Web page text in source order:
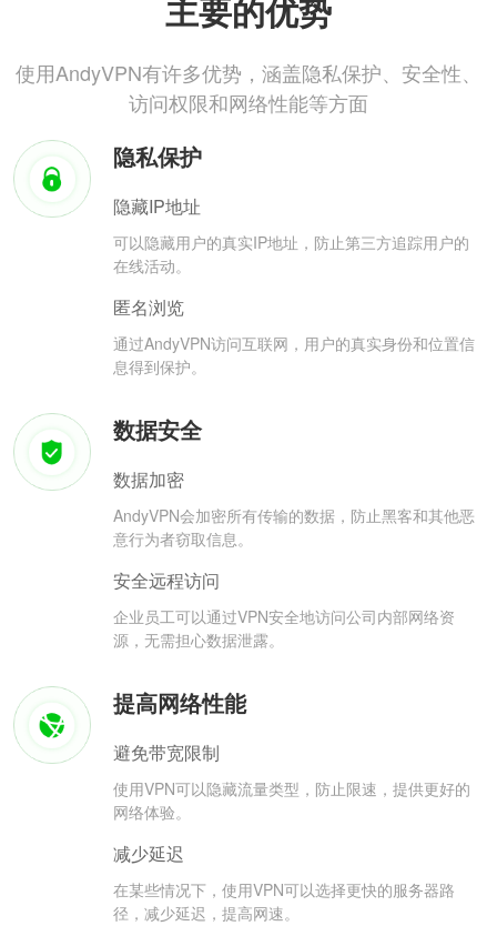
主要的优势
使用AndyVPN有许多优势，涵盖隐私保护、安全性、
访问权限和网络性能等方面
隐私保护
隐藏IP地址
可以隐藏用户的真实IP地址，防止第三方追踪用户的
在线活动。
匿名浏览
通过AndyVPN访问互联网，用户的真实身份和位置信
息得到保护。
数据安全
数据加密
AndyVPN会加密所有传输的数据，防止黑客和其他恶
意行为者窃取信息。
安全远程访问
企业员工可以通过VPN安全地访问公司内部网络资
源，无需担心数据泄露。
提高网络性能
避免带宽限制
使用VPN可以隐藏流量类型，防止限速，提供更好的
网络体验。
减少延迟
在某些情况下，使用VPN可以选择更快的服务器路
径，减少延迟，提高网速。